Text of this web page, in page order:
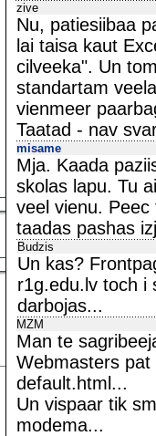
zive
Nu, patiesiibaa
lai taisa kaut
cilveeka". Un
standartam
vienmeer
Taatad - nav
misame
Mja. Kaada
skolas lapu. Tu
veel vienu.
taadas pashas
Budzis
Un kas?
r1g.edu.lv toch i
darbojas...
MZM
Man te
Webmasters
default.html...
Un vispaar tik
modema...